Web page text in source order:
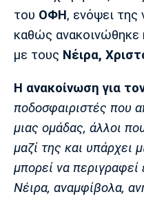
Πολιτισμός
Τραγούδια
Running
Media
Παρασκήνιο
Πρόγραμμα TV
Ιωνικός
Μπαρτσελόνα
του ΟΦΗ, ενόψει της
καθώς ανακοινώθηκε
με τους Νέιρα,
Η ανακοίνωση για
ποδοσφαιριστές που
μιας ομάδας, άλλοι
μαζί της και υπάρχει
μπορεί να
Νέιρα, αναμφίβολα,